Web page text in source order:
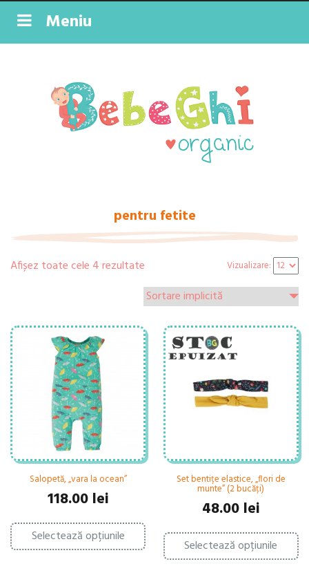
Meniu
pentru fetite
Afișez toate cele 4 rezultate Vizualizare:
Salopetă, „vara la ocean”
118.00 lei
Selectează opțiunile
Acest
produs
are
Set bentițe elastice, „flori de
munte” (2 bucăți)
48.00 lei
Selectează opțiunile